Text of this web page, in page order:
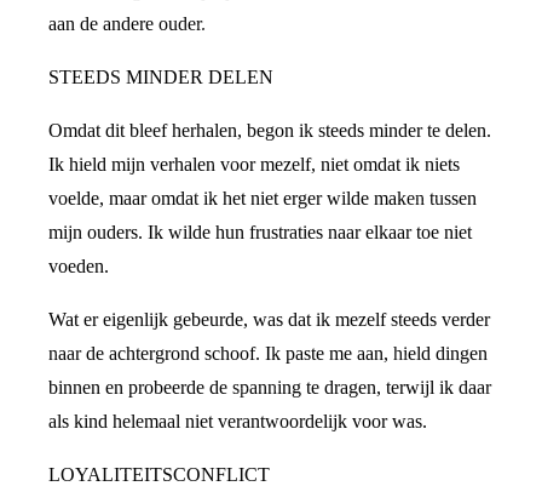
aan de andere ouder.
STEEDS MINDER DELEN
Omdat dit bleef herhalen, begon ik steeds minder te delen.
Ik hield mijn verhalen voor mezelf, niet omdat ik niets
voelde, maar omdat ik het niet erger wilde maken tussen
mijn ouders. Ik wilde hun frustraties naar elkaar toe niet
voeden.
Wat er eigenlijk gebeurde, was dat ik mezelf steeds verder
naar de achtergrond schoof. Ik paste me aan, hield dingen
binnen en probeerde de spanning te dragen, terwijl ik daar
als kind helemaal niet verantwoordelijk voor was.
LOYALITEITSCONFLICT